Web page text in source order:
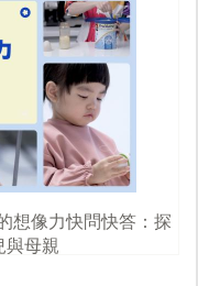
想像力快問快答：探
與母親